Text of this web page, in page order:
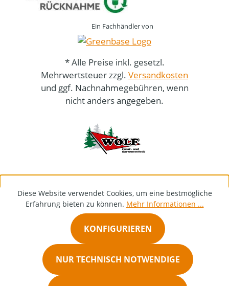
Ein Fachhändler von
* Alle Preise inkl. gesetzl.
Mehrwertsteuer zzgl. Versandkosten
und ggf. Nachnahmegebühren, wenn
nicht anders angegeben.
Diese Website verwendet Cookies, um eine bestmögliche
Erfahrung bieten zu können. Mehr Informationen ...
NUR TECHNISCH NOTWENDIGE
KONFIGURIEREN